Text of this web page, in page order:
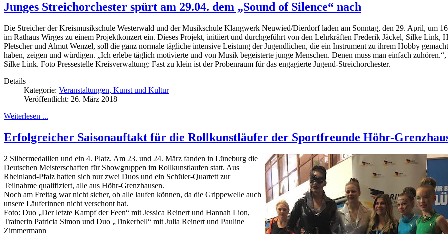
Junges Streichorchester spürt am 29.04. dem „Sound of Silence“ nach
Die Streicher der Kreismusikschule Westerwald und der Musikschule Klangwerk Neuwied/Dierdorf laden am Sonntag, den 29. April, um
im Rathaus Wirges zu einem Projektkonzert ein. Dieses Projekt, initiiert und durchgeführt von den Lehrkräften Frederik Jäckel, Silke Link,
Pletscher und Almut Wenzel, soll die ganz normale tägliche intensive Leistung der Jugendlichen, die ein Instrument zu ihrem Hobby gemacht
haben, zeigen und würdigen. „Ich erlebe täglich motivierte und von Musik begeisterte junge Menschen. Denen muss man einfach zuhören.“,
Silke Link. Foto Pressestelle Kreisverwaltung: Fast zu klein ist der Probenraum für das engagierte Jugend-Streichorchester.
Details
Kategorie: Veranstaltungen, Kunst und Kultur
Veröffentlicht: 26. März 2018
Weiterlesen ...
Erfolgreicher Saisonauftakt für die Rollkunstläufer der Sportfreunde Höhr-
2 Silbermedaillen und ein 4. Platz. Am 23. und 24. März fanden in Lüneburg die
Deutschen Meisterschaften für Showgruppen im Rollkunstlaufen statt. Aus
Rheinland-Pfalz hatten sich nur zwei Duos und ein Schüler-Quartett zur
Teilnahme qualifiziert, alle aus Höhr-Grenzhausen.
Noch am Freitag war nicht sicher, ob alle laufen können, da die Grippewelle auch
unsere Läuferinnen nicht verschont hat.
Foto: Duo „Der letzte Kampf der Feen“ mit Jessica Reinert und Hannah Lion,
Trainerin Patricia Simon und Duo „Tinkerbell“ mit Julia Reinert und Pauline
Zimmermann